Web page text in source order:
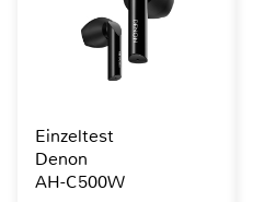
Einzeltest
Denon
AH-C500W